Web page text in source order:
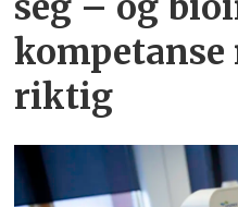
kompetanse
riktig